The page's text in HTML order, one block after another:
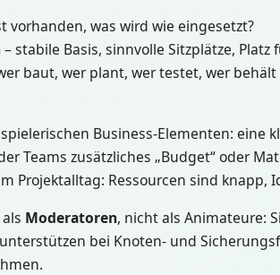
vorhanden, was wird wie eingesetzt?
– stabile Basis, sinnvolle Sitzplätze, Platz
baut, wer plant, wer testet, wer
Business-Elementen: eine
Teams zusätzliches „Budget“ oder
Projektalltag: Ressourcen sind knapp,
Moderatoren, nicht als Animateure:
bei Knoten- und